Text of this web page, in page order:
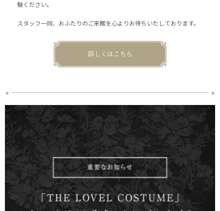
験ください。
スタッフ一同、おふたりのご来館を心よりお待ちいたしております。
詳しくはこちら